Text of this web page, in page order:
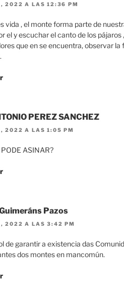
2022 A LAS 12:36 PM
vida , el monte forma parte de
el y escuchar el canto de los pájaros
que en se encuentra, observar la
PEREZ SANCHEZ
2022 A LAS 1:05 PM
ASINAR?
Pazos
2022 A LAS 3:42 PM
de garantir a existencia das
dos montes en mancomún.